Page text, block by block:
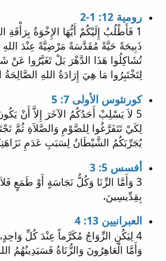
رومية 12: 1-2
1 فَأَطْلُبُ إِلَيْكُمْ أَيُّهَا الإِخْوَةُ
تُشَاكِلُوا هَذَا الدَّهْرَ بَلْ تَغَيَّرُوا عَنْ
لِتَخْتَبِرُوا مَا هِيَ إِرَادَةُ اللهِ
كورنثوس الأولى 7: 5
5 لاَ يَسْلِبْ أَحَدُكُمُ الآخَرَ إِلاَّ أَنْ
لِكَيْ تَتَفَرَّغُوا لِلصَّوْمِ وَالصَّلاَةِ ثُمَّ
يُجَرِّبَكُمُ الشَّيْطَانُ لِسَبَبِ عَدَمِ
أفسس 5: 3
3 وَأَمَّا الزِّنَا وَكُلُّ نَجَاسَةٍ أَوْ طَمَعٍ
بِقِدِّيسِينَ،
العبرانيين 13: 4
4 لِيَكُنِ الزِّوَاجُ مُكَرَّماً عِنْدَ كُلِّ
وَأَمَّا الْعَاهِرُونَ وَالزُّنَاةُ فَسَيَدِينُهُمُ